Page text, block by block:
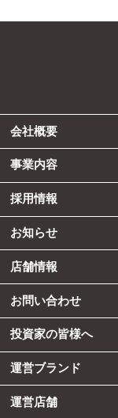
会社概要
事業内容
採用情報
お知らせ
店舗情報
お問い合わせ
投資家の皆様へ
運営ブランド
運営店舗